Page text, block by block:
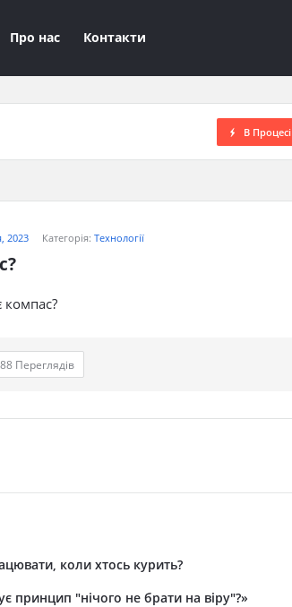
Про нас Контакти
В Процесі
2023 Категорія: Технології
компас?
88 Переглядів
коли хтось курить?
принцип "нічого не брати на віру"?»